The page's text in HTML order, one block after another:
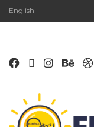
English